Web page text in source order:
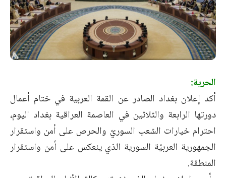
الحرية:
أكد إعلان بغداد الصادر عن القمة العربية في ختام أعمال
دورتها الرابعة والثلاثين في العاصمة العراقية بغداد اليوم،
احترام خيارات الشعب السوريّ والحرص على أمن واستقرار
الجمهورية العربيّة السورية الذي ينعكس على أمن واستقرار
المنطقة.